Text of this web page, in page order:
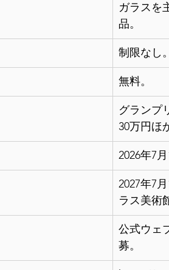
ガラスを
品。
制限なし。
無料。
グランプ
30万円ほ
2026年7
2027年7
ラス美術
公式ウェ
募。